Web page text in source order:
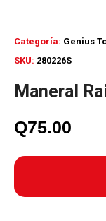
SKU: 280226S
Categoría: Genius
Maneral
Q75.00